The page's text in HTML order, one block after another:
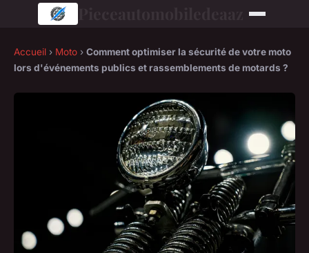
Accueil › Moto › Comment optimiser la sécurité de votre moto
lors d'événements publics et rassemblements de motards ?